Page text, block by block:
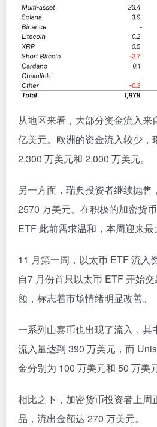
从地区来看，大部分资金流入来
亿美元。欧洲的资金流入较少，
2,300 万美元和 2,000 万美元。
另一方面，瑞典投资者继续抛售
2570 万美元。在积极的加密货
ETF 此前需求温和，本周迎来最
11 月第一周，以太币 ETF 流入
自7 月份首只以太币 ETF 开始
额，标志着市场情绪明显改善。
一系列山寨币也出现了流入，其
流入量达到 390 万美元，而
金分别为 100 万美元和 50 万美元
相比之下，加密货币投资者上周
品，流出金额达 270 万美元。